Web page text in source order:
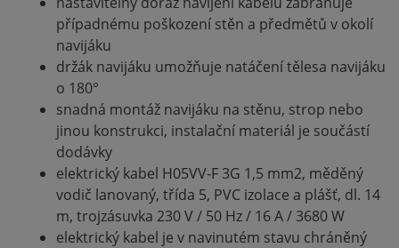
případnému poškození stěn a předmětů v okolí
navijáku
držák navijáku umožňuje natáčení tělesa navijáku
o 180°
snadná montáž navijáku na stěnu, strop nebo
jinou konstrukci, instalační materiál je součástí
dodávky
elektrický kabel H05VV-F 3G 1,5 mm2, měděný
vodič lanovaný, třída 5, PVC izolace a plášť, dl. 14
m, trojzásuvka 230 V / 50 Hz / 16 A / 3680 W
elektrický kabel je v navinutém stavu chráněný